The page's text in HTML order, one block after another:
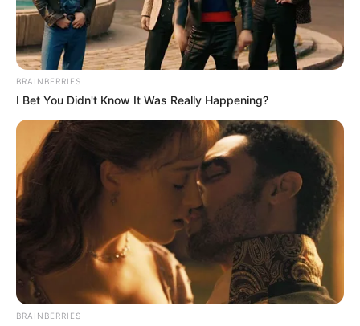
BRAINBERRIES
I Bet You Didn't Know It Was Really Happening?
BRAINBERRIES